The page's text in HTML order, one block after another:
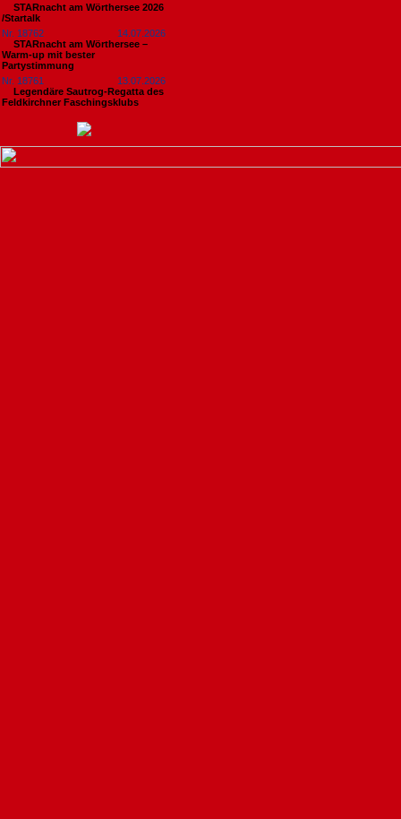
STARnacht am Wörthersee 2026
/Startalk
Nr. 18762
14.07.2026
STARnacht am Wörthersee –
Warm-up mit bester
Partystimmung
Nr. 18761
13.07.2026
Legendäre Sautrog-Regatta des
Feldkirchner Faschingsklubs